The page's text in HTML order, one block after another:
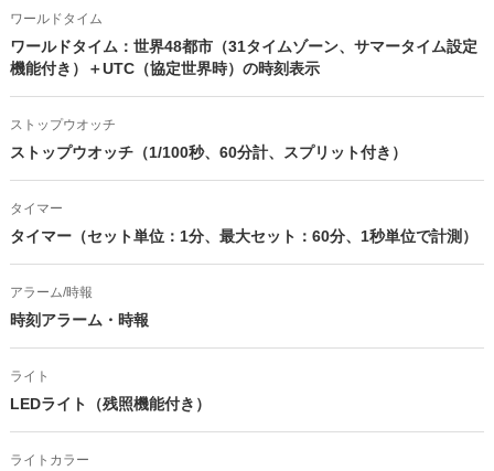
ワールドタイム
ワールドタイム：世界48都市（31タイムゾーン、サマータイム設定
機能付き）＋UTC（協定世界時）の時刻表示
ストップウオッチ
ストップウオッチ（1/100秒、60分計、スプリット付き）
タイマー
タイマー（セット単位：1分、最大セット：60分、1秒単位で計測）
アラーム/時報
時刻アラーム・時報
ライト
LEDライト（残照機能付き）
ライトカラー